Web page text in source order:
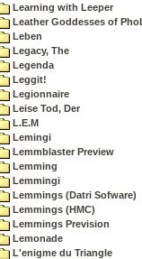
Learning with Leeper
Leather Goddesses of
Leben
Legacy, The
Legenda
Leggit!
Legionnaire
Leise Tod, Der
L.E.M
Lemingi
Lemmblaster Preview
Lemming
Lemmingi
Lemmings (Datri Sofware)
Lemmings (HMC)
Lemmings Prevision
Lemonade
L'enigme du Triangle